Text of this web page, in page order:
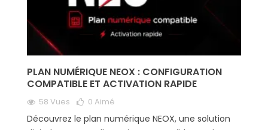
PLAN NUMÉRIQUE NEOX : CONFIGURATION
COMPATIBLE ET ACTIVATION RAPIDE
58 Vues 0 Aimé
Découvrez le plan numérique NEOX, une solution